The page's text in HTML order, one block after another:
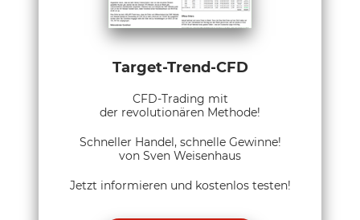
Target-Trend-CFD
CFD-Trading mit
der revolutionären Methode!
Schneller Handel, schnelle Gewinne!
von Sven Weisenhaus
Jetzt informieren und kostenlos testen!